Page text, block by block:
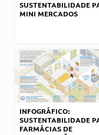
SUSTENTABILIDADE
MINI MERCADOS
INFOGRÁFICO:
SUSTENTABILIDADE
FARMÁCIAS DE